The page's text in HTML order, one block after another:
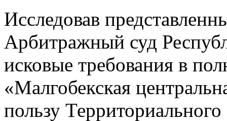
Исследовав
Арбитражный суд
исковые требования в
«Малгобекская
пользу